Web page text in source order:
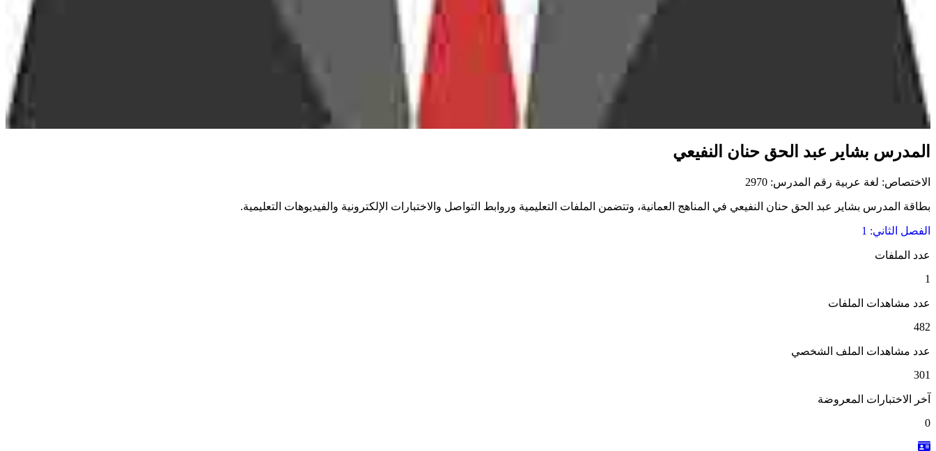
المدرس بشاير عبد الحق حنان النفيعي
الاختصاص: لغة عربية رقم المدرس: 2970
بطاقة المدرس بشاير عبد الحق حنان النفيعي في المناهج العمانية، وتتضمن الملفات التعليمية وروابط التواصل والاختبارات الإلكترونية والفيديوهات التعليمية.
الفصل الثاني: 1
عدد الملفات
1
عدد مشاهدات الملفات
482
عدد مشاهدات الملف الشخصي
301
آخر الاختبارات المعروضة
0